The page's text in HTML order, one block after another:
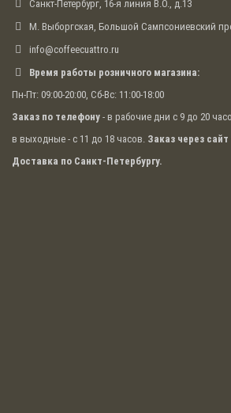
Покупка кофе на
условиях
Компания
кофе по специальным ценам
Предлагаем
аренду автоматических
и профессиональных
Чтобы узнать подробности,
Санкт-Петербург, 16-я линия В.О., д.13
М. Выборгская, Большой Сампсониевский
info@coffeecuattro.ru
Время работы розничного магазина:
Пн-Пт: 09:00-20:00, Сб-Вс: 11:00-18:00
Заказ по телефону - в рабочие дни с 9 до 20
в выходные - с 11 до 18 часов. Заказ через
Доставка по Санкт-Петербургу.